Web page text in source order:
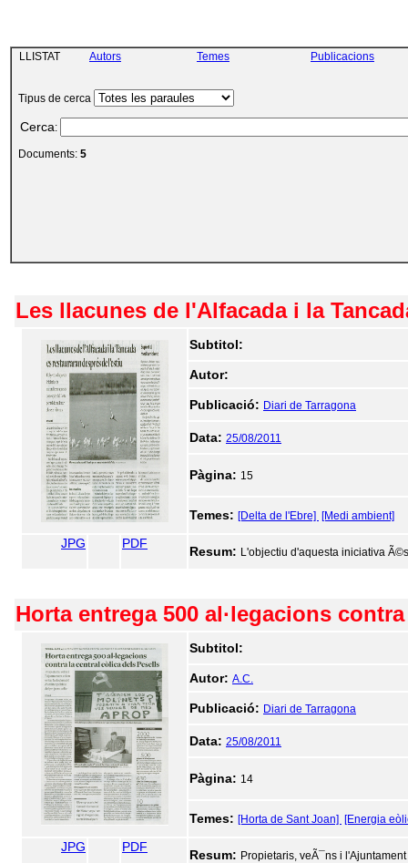
LLISTAT Autors Temes Publicacions
Tipus de cerca
Cerca:
Documents: 5
Les llacunes de l'Alfacada i la
Subtitol:
Autor:
Publicació: Diari de Tarragona
Data: 25/08/2011
Pàgina: 15
Temes: [Delta de l'Ebre] [Medi ambient]
JPG PDF
Resum: L'objectiu d'aquesta iniciativa
Horta entrega 500 al·legacions
Subtitol:
Autor: A.C.
Publicació: Diari de Tarragona
Data: 25/08/2011
Pàgina: 14
Temes: [Horta de Sant Joan] [Energia
JPG PDF
Resum: Propietaris, veÃ¯ns i